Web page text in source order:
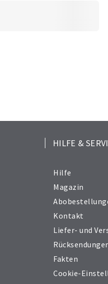
HILFE &
Hilfe
Magazin
Kontakt
Liefer- und
Fakten
Cookie-